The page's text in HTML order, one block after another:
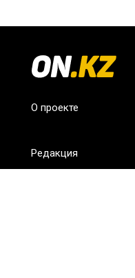
О проекте
Редакция